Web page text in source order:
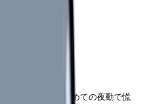
こと
になります。初めての夜勤で慌